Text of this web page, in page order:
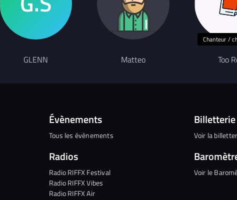
GLENN Matteo
Chanteur /
Too
Évènements
Tous les évènements
Radios
Radio RIFFX Festival
Radio RIFFX Vibes
Radio RIFFX Air
Billetterie
Voir la
Voir le